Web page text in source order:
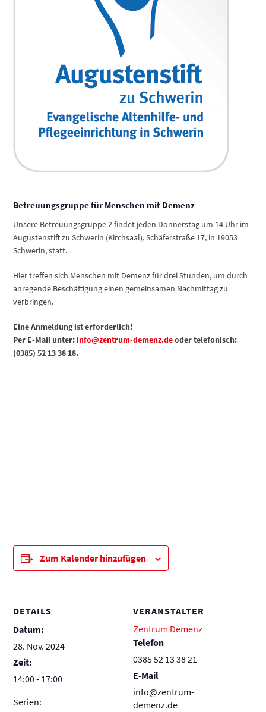
Betreuungsgruppe für Menschen mit Demenz
Unsere Betreuungsgruppe 2 findet jeden Donnerstag um 14 Uhr im
Augustenstift zu Schwerin (Kirchsaal), Schäferstraße 17, in 19053
Schwerin, statt.
Hier treffen sich Menschen mit Demenz für drei Stunden, um durch
anregende Beschäftigung einen gemeinsamen Nachmittag zu
verbringen.
Eine Anmeldung ist erforderlich!
Per E-Mail unter:info@zentrum-demenz.deoder telefonisch:
(0385) 52 13 38 18.
Zum Kalender hinzufügen
DETAILS
Datum:
28. Nov. 2024
Zeit:
14:00 - 17:00
Serien:
VERANSTALTER
Zentrum Demenz
Telefon
0385 52 13 38 21
E-Mail
info@zentrum-
demenz.de